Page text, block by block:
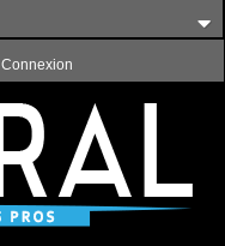
Connexion